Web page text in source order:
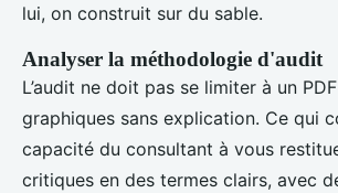
lui, on construit sur du sable.
Analyser la méthodologie d'audit
L’audit ne doit pas se limiter à un
graphiques sans explication. Ce qui
capacité du consultant à vous
critiques en des termes clairs, avec